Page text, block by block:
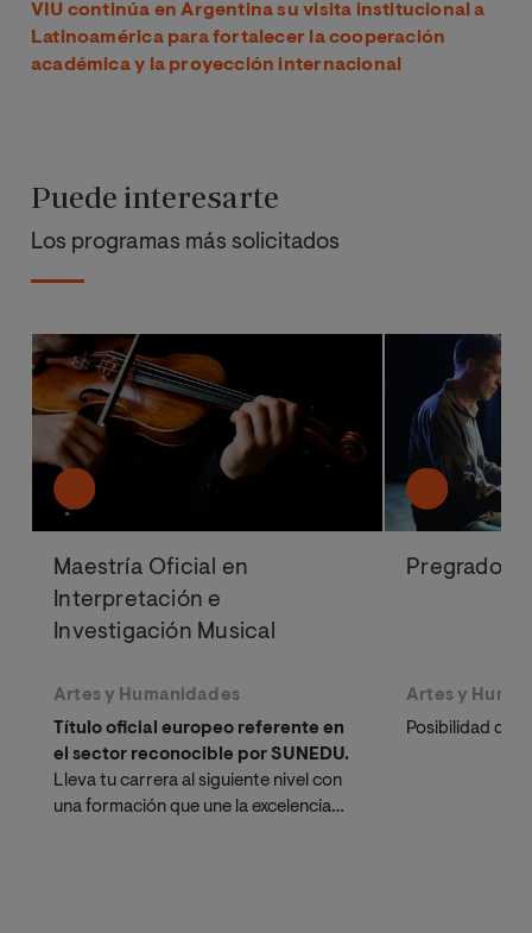
VIU continúa en Argentina su visita institucional a
Latinoamérica para fortalecer la cooperación
académica y la proyección internacional
Puede interesarte
Los programas más solicitados
Maestría Oficial en
Interpretación e
Investigación Musical
Artes y Humanidades
Título oficial europeo referente en
el sector reconocible por SUNEDU.
Lleva tu carrera al siguiente nivel con
una formación que une la excelencia
Pregrado
Artes y
Posibilidad de